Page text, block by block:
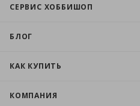
СЕРВИС ХОББИШОП
БЛОГ
КАК КУПИТЬ
КОМПАНИЯ